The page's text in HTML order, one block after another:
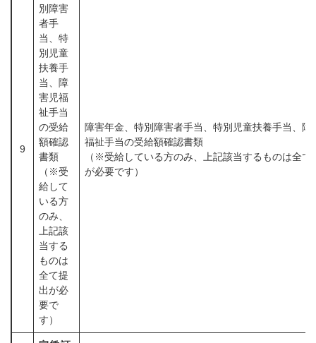
9
別障害
者手
当、特
別児童
扶養手
当、障
害児福
祉手当
の受給
額確認
書類
（※受
給して
いる方
のみ、
上記該
当する
ものは
全て提
出が必
要で
す）
障害年金、特別障害者手当、特別児童扶養手当、障
福祉手当の受給額確認書類
（※受給している方のみ、上記該当するものは全て
が必要です）